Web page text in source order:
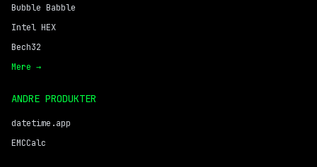
Bubble Babble
Intel HEX
Bech32
Mere →
ANDRE PRODUKTER
datetime.app
EMCCalc